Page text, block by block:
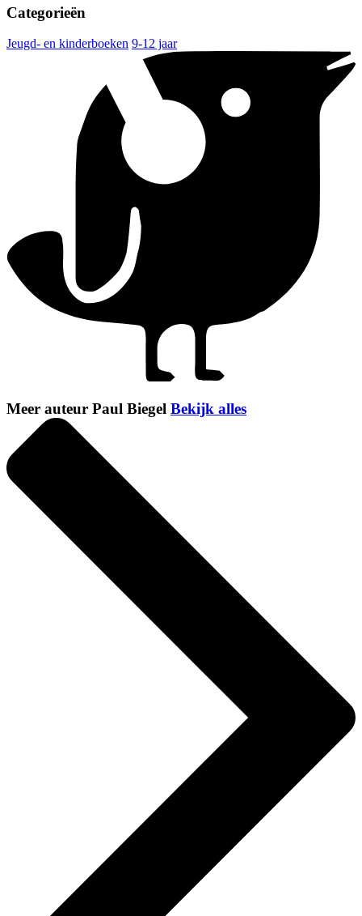
Categorieën
Jeugd- en kinderboeken 9-12 jaar
Meer auteur Paul Biegel Bekijk alles